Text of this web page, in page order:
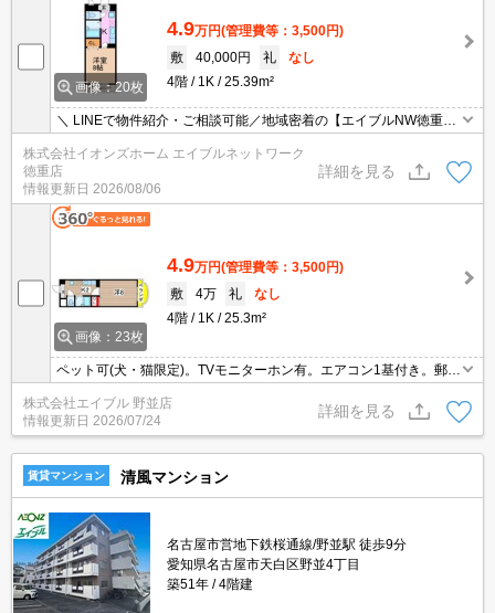
画像：20枚
4.9万円(管理費等：3,500円)
敷
40,000円 礼
なし
4階
1K 25.39m²
＼ LINEで物件紹介・ご相談可能／地域密着の【エイブルNW徳重
約可能】
株式会社イオンズホーム エイブルネットワーク
徳重店
情報更新日 2026/08/06
詳細を見る
画像：23枚
4.9万円(管理費等：3,500円)
敷
4万 礼
なし
4階
1K 25.3m²
ペット可(犬・猫限定)。TVモニターホン有。エアコン1基付き。郵便
局へ210m。ファミリーマートへ220m。スーパーへ600m。ほっと
もっとへ850m。ドラッグストアへ850m。
株式会社エイブル 野並店
情報更新日 2026/07/24
詳細を見る
賃貸マンション 清風マンション
名古屋市営地下鉄桜通線/野並駅 徒歩9分
愛知県名古屋市天白区野並4丁目
築51年
4階建